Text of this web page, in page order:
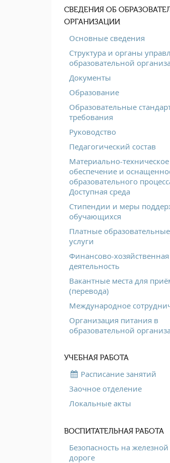
СВЕДЕНИЯ ОБ
ОРГАНИЗАЦИИ
Основные сведения
Структура и органы
образовательной
Документы
Образование
Образовательные
требования
Руководство
Педагогический состав
Материально-техническое
обеспечение и
образовательного
Доступная среда
Стипендии и меры
обучающихся
Платные образовательные
услуги
Финансово-хозяйственная
деятельность
Вакантные места для
(перевода)
Международное
Организация питания в
образовательной
УЧЕБНАЯ РАБОТА
Расписание занятий
Заочное отделение
Локальные акты
ВОСПИТАТЕЛЬНАЯ РАБОТА
Безопасность на железной
дороге